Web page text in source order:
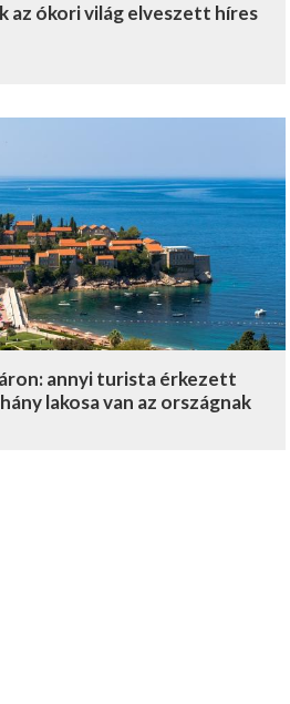
az ókori világ elveszett híres
annyi turista érkezett
lakosa van az országnak